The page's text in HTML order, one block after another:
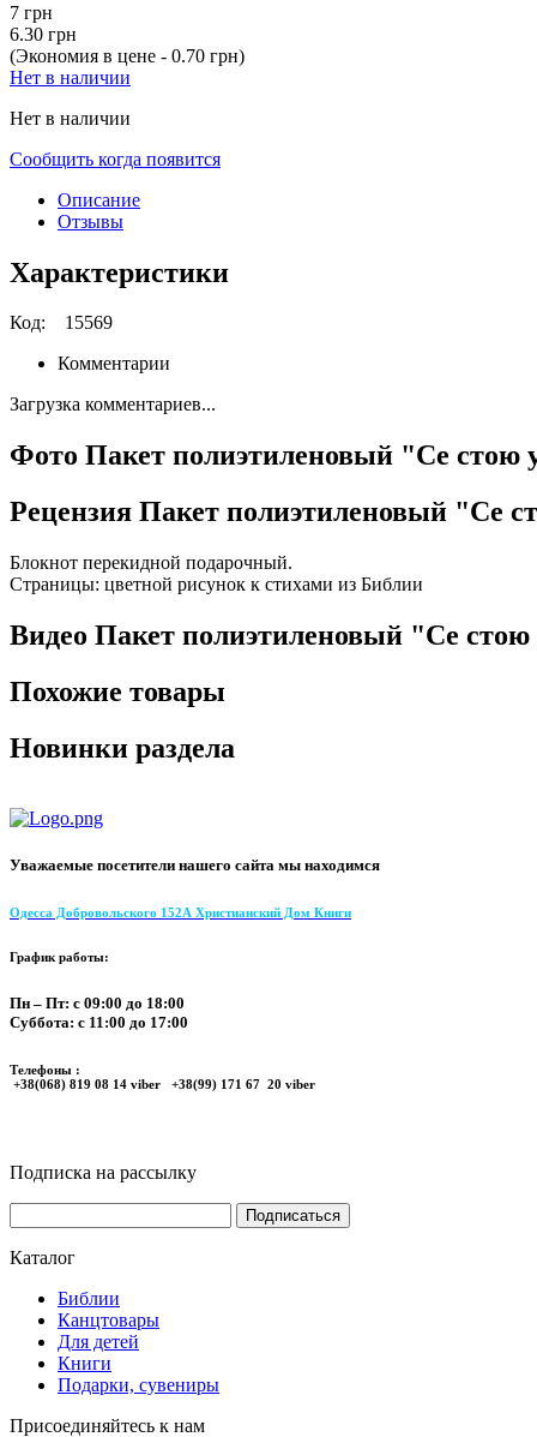
7 грн
6.30 грн
(Экономия в цене - 0.70 грн)
Нет в наличии
Нет в наличии
Сообщить когда появится
Описание
Отзывы
Характеристики
Код: 15569
Комментарии
Загрузка комментариев...
Фото Пакет полиэтиленовый "Се стою
Рецензия Пакет полиэтиленовый "Се
Блокнот перекидной подарочный.
Страницы: цветной рисунок к стихами из Библии
Видео Пакет полиэтиленовый "Се стою
Похожие товары
Новинки раздела
Уважаемые посетители нашего сайта мы находимся
Одесса Добровольского 152А Христианский Дом Книги
График работы:
Пн – Пт: с 09:00 до 18:00
Суббота: с 11:00 до 17:00
Телефоны :
+38(068) 819 08 14 viber +38(99) 171 67 20 viber
Подписка на рассылку
Каталог
Библии
Канцтовары
Для детей
Книги
Подарки, сувениры
Присоединяйтесь к нам